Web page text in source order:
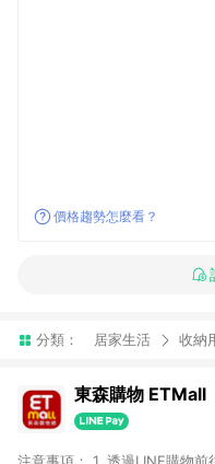
價格趨勢怎麼看？
分類： 居家生活 收納
東森購物 ETMall